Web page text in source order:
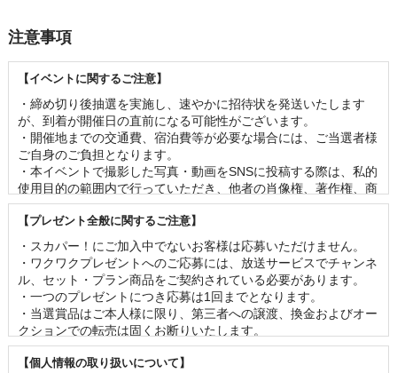
注意事項
【イベントに関するご注意】
・締め切り後抽選を実施し、速やかに招待状を発送いたします
が、到着が開催日の直前になる可能性がございます。
・開催地までの交通費、宿泊費等が必要な場合には、ご当選者様
ご自身のご負担となります。
・本イベントで撮影した写真・動画をSNSに投稿する際は、私的
使用目的の範囲内で行っていただき、他者の肖像権、著作権、商
標権等の権利を侵害することのないよう、十分にご留意くださ
い。
・番組撮影のあるイベントでは、客席の様子が映像に映る可能性
がございます。
・やむを得ない事情が発生した場合、予告なく内容の変更または
イベントを中止する場合がございます。
・イベントに関連して発生した事故、盗難、疾病等について当社
は一切責任を負いません。
・新型コロナウイルス感染拡大防止の取り組みに関しましては、
主催者・イベント会場等の方針に従っていただきますようお願い
【プレゼント全般に関するご注意】
・スカパー！にご加入中でないお客様は応募いただけません。
・ワクワクプレゼントへのご応募には、放送サービスでチャンネ
ル、セット・プラン商品をご契約されている必要があります。
・一つのプレゼントにつき応募は1回までとなります。
・当選賞品はご本人様に限り、第三者への譲渡、換金およびオー
クションでの転売は固くお断りいたします。
・賞品の内容（イベントの出演者、グッズの名称・仕様等）は事
前の予告なく変更となる場合がございます。
【個人情報の取り扱いについて】